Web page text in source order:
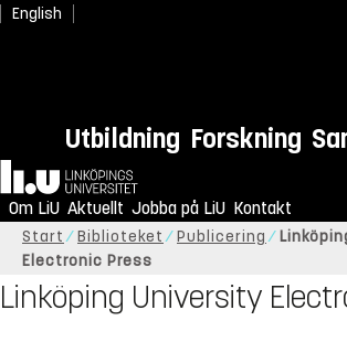
English
Utbildning Forskning
Hem
Om LiU Aktuellt Jobba på LiU Kontakt
Start Biblioteket Publicering
Electronic Press
Linköping University